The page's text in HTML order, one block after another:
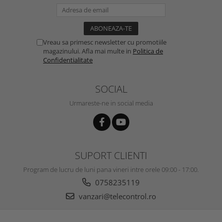
Vreau sa primesc newsletter cu promotiile
magazinului. Afla mai multe in Politica de
Confidentialitate
SOCIAL
Urmareste-ne in social media
SUPORT CLIENTI
Program de lucru de luni pana vineri intre orele 09:00 - 17:00.
0758235119
vanzari@telecontrol.ro